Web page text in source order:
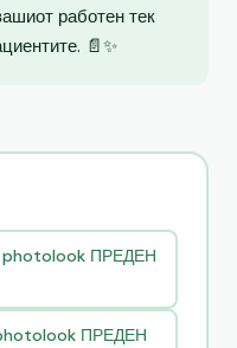
работен тек
📄✨
photolook ПРЕДЕН
photolook ПРЕДЕН